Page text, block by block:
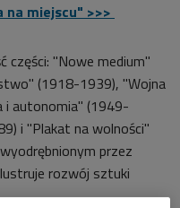
na miejscu" >>>
części: "Nowe medium"
(1918-1939), "Wojna
i autonomia" (1949-
i "Plakat na wolności"
przez
rozwój sztuki